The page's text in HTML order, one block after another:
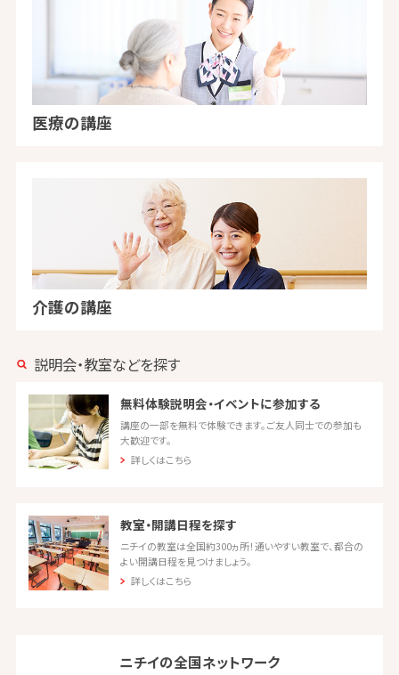
医療の講座
介護の講座
説明会・教室などを探す
無料体験説明会・イベントに参加する
講座の一部を無料で体験できます。ご友人同士での参加も
大歓迎です。
詳しくはこちら
教室・開講日程を探す
ニチイの教室は全国約300ヵ所！通いやすい教室で、都合の
よい開講日程を見つけましょう。
詳しくはこちら
ニチイの全国ネットワーク